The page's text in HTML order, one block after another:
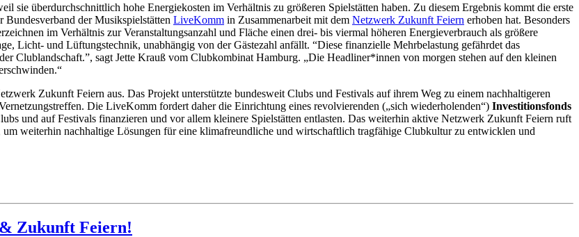
sie überdurchschnittlich hohe Energiekosten im Verhältnis zu größeren Spielstätten haben. Zu diesem Ergebnis kommt die erste
der Musikspielstätten LiveKomm in Zusammenarbeit mit dem Netzwerk Zukunft Feiern erhoben hat. Besonders
im Verhältnis zur Veranstaltungsanzahl und Fläche einen drei- bis viermal höheren Energieverbrauch als größere
Licht- und Lüftungstechnik, unabhängig von der Gästezahl anfällt. “Diese finanzielle Mehrbelastung gefährdet das
Clublandschaft.”, sagt Jette Krauß vom Clubkombinat Hamburg. „Die Headliner*innen von morgen stehen auf den kleinen
Zukunft Feiern aus. Das Projekt unterstützte bundesweit Clubs und Festivals auf ihrem Weg zu einem nachhaltigeren
Die LiveKomm fordert daher die Einrichtung eines revolvierenden („sich wiederholenden“) Investitionsfonds
und auf Festivals finanzieren und vor allem kleinere Spielstätten entlasten. Das weiterhin aktive Netzwerk Zukunft Feiern ruft
weiterhin nachhaltige Lösungen für eine klimafreundliche und wirtschaftlich tragfähige Clubkultur zu entwicklen und
& Zukunft Feiern!